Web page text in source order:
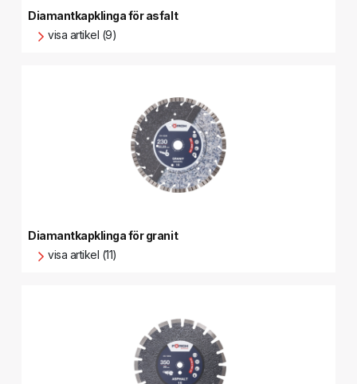
Diamantkapklinga för asfalt
visa artikel (9)
Diamantkapklinga för granit
visa artikel (11)